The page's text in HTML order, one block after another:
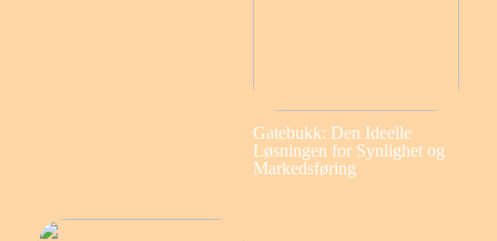
Gatebukk: Den Ideelle
Løsningen for Synlighet og
Markedsføring